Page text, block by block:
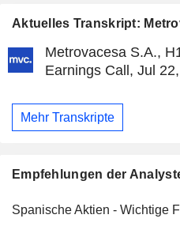
Aktuelles Transkript:
Metrovacesa S.A.,
Earnings Call, Jul
Mehr Transkripte
Empfehlungen der
Spanische Aktien - Wichtige